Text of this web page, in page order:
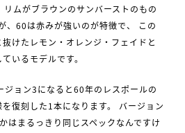
ムがブラウンのサンバーストのもの
、60は赤みが強いのが特徴で、 この
けたレモン・オレンジ・フェイドと
いるモデルです。
ョン3になると60年のレスポールの
復刻した1本になります。 バージョン
はまるっきり同じスペックなんですけ